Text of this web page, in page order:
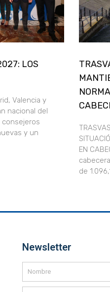
LOS
Valencia y
nacional del
consejeros
y un
EN
de
Newsletter